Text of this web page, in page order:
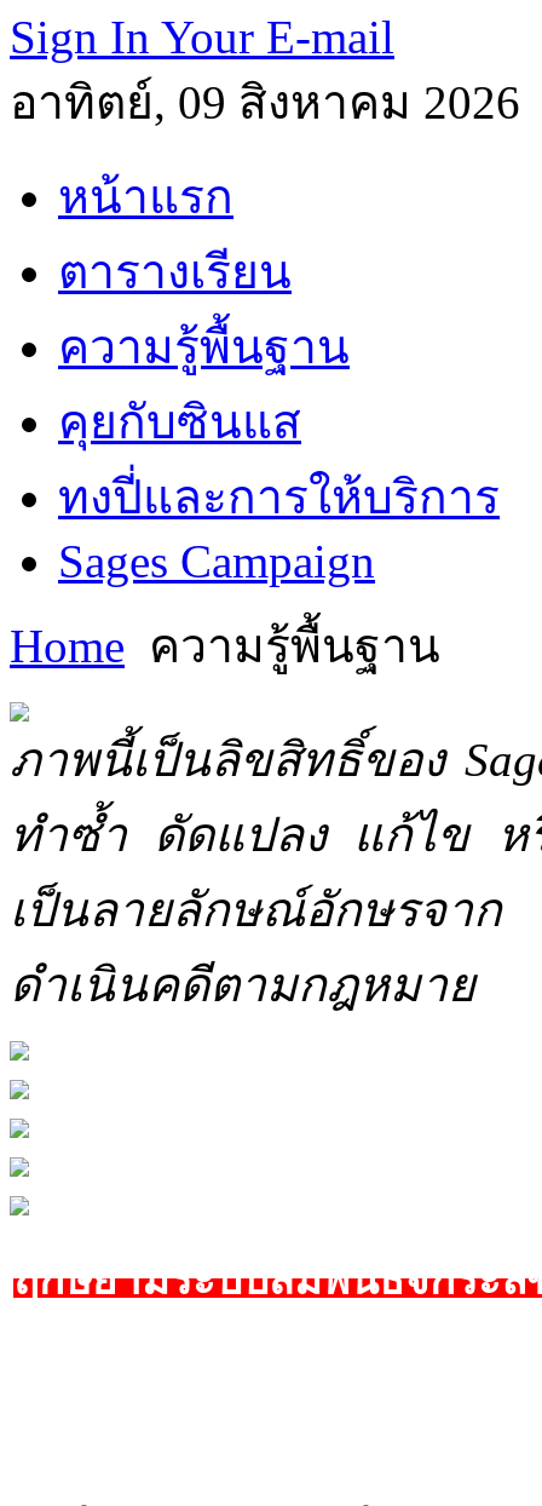
Sign In Your E-mail
อาทิตย์, 09 สิงหาคม 2026
หน้าแรก
ตารางเรียน
ความรู้พื้นฐาน
คุยกับซินแส
ทงปี่และการให้บริการ
Sages Campaign
Home ความรู้พื้นฐาน
ภาพนี้เป็นลิขสิทธิ์ของ
ทำซ้ำ ดัดแปลง แก้ไข ห
เป็นลายลักษณ์อักษรจาก
ดำเนินคดีตามกฎหมาย
ฤกษ์ยามระบบสัมพันธ์จักระลิ